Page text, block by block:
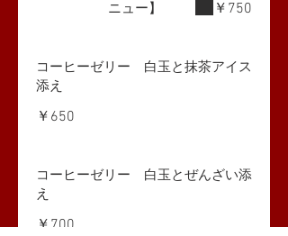
ニュー】
￥750
コーヒーゼリー 白玉と抹茶アイス
添え
￥650
コーヒーゼリー 白玉とぜんざい添
え
￥700